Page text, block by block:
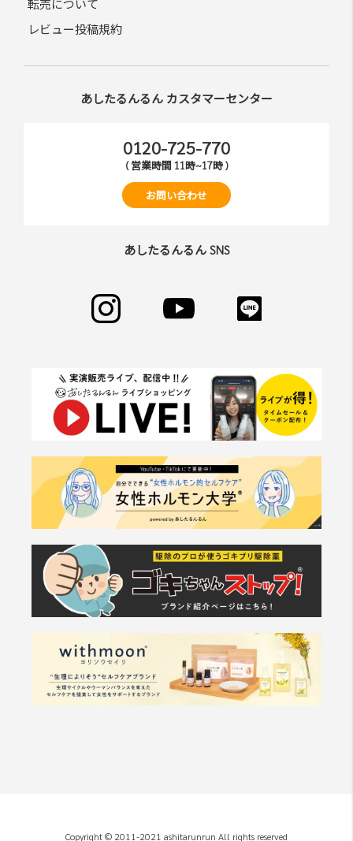
転売について
レビュー投稿規約
あしたるんるん カスタマーセンター
0120-725-770
( 営業時間 11時~17時 )
お問い合わせ
あしたるんるん SNS
Copyright © 2011-2021 ashitarunrun All rights reserved